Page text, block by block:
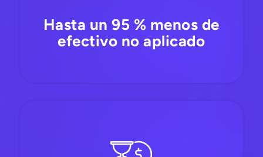
Hasta un 95 % menos de
efectivo no aplicado